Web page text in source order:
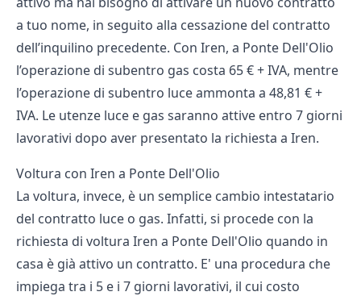
a tuo nome, in seguito alla cessazione del contratto
dell’inquilino precedente. Con Iren, a Ponte Dell'Olio
l’operazione di subentro gas costa 65 € + IVA, mentre
l’operazione di subentro luce ammonta a 48,81 € +
IVA. Le utenze luce e gas saranno attive entro 7 giorni
lavorativi dopo aver presentato la richiesta a Iren.
Voltura con Iren a Ponte Dell'Olio
La voltura, invece, è un semplice cambio intestatario
del contratto luce o gas. Infatti, si procede con la
richiesta di voltura Iren a Ponte Dell'Olio quando in
casa è già attivo un contratto. E' una procedura che
impiega tra i 5 e i 7 giorni lavorativi, il cui costo